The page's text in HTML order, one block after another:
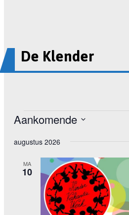
De Klender